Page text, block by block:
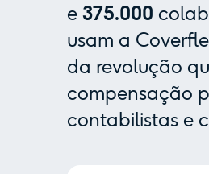
e 375.000
usam a
da revolução
compensação
contabilistas e